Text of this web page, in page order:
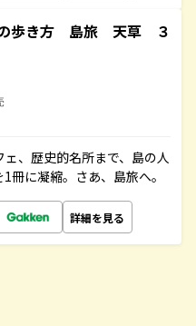
歩き方 島旅 天草 ３
、歴史的名所まで、島の人
冊に凝縮。さあ、島旅へ。
詳細を見る